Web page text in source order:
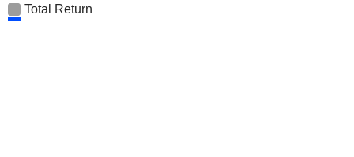
Total Return